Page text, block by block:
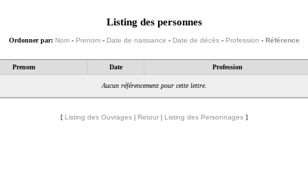
Listing des personnes
Ordonner par: Nom- Prenom- Date de naissance - Date de décès- Profession - Référence
Prenom Date Profession
Aucun référencement pour cette lettre.
[ Listing des Ouvrages | Retour | Listing des Personnages ]